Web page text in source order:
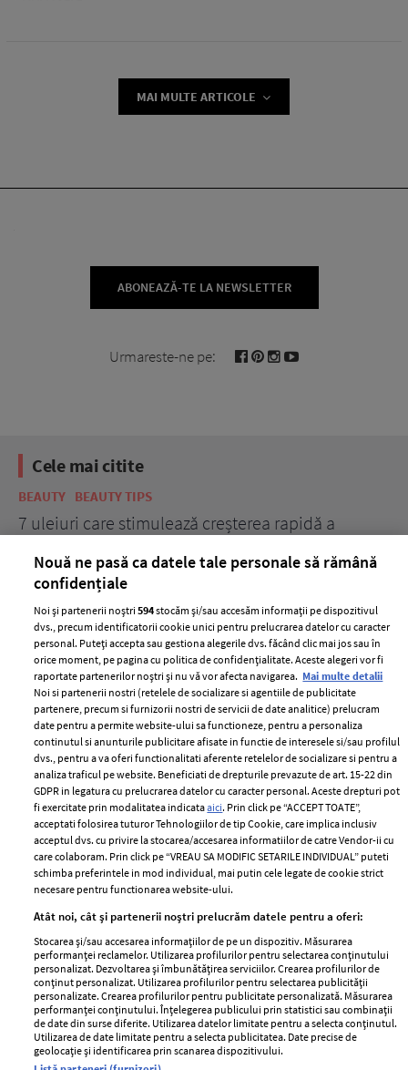
MAI MULTE ARTICOLE
ABONEAZĂ-TE LA NEWSLETTER
Urmareste-ne pe:
Cele mai citite
BEAUTY BEAUTY TIPS
7 uleiuri care stimulează creșterea rapidă a
ELLE Style Awards
2024
Despre ELLE
Romania
Contact
Abonamente
Termeni si conditii
Politica de
confidențialitate
Politica de cookies
Publicitate
GSP
Unica
Baby
Retete
femei
Viva
Avantaje
Retete practice
Pariază responsabil! Decizia ONJN nr. 821/25.09.2025.
Nouă ne pasă ca datele tale personale să rămână
confidențiale
Noi și partenerii noștri594stocăm și/sau accesăm informații pe dispozitivul
dvs., precum identificatorii cookie unici pentru prelucrarea datelor cu caracter
personal. Puteți accepta sau gestiona alegerile dvs. făcând clic mai jos sau în
orice moment, pe pagina cu politica de confidențialitate. Aceste alegeri vor fi
raportate partenerilor noștri și nu vă vor afecta navigarea. Mai multe detalii
Noi si partenerii nostri (retelele de socializare si agentiile de publicitate
partenere, precum si furnizorii nostri de servicii de date analitice) prelucram
date pentru a permite website-ului sa functioneze, pentru a personaliza
continutul si anunturile publicitare afisate in functie de interesele si/sau profilul
dvs., pentru a va oferi functionalitati aferente retelelor de socializare si pentru a
analiza traficul pe website. Beneficiati de drepturile prevazute de art. 15-22 din
GDPR in legatura cu prelucrarea datelor cu caracter personal. Aceste drepturi pot
fi exercitate prin modalitatea indicataaici. Prin click pe “ACCEPT TOATE”,
acceptati folosirea tuturor Tehnologiilor de tip Cookie, care implica inclusiv
acceptul dvs. cu privire la stocarea/accesarea informatiilor de catre Vendor-ii cu
care colaboram. Prin click pe “VREAU SA MODIFIC SETARILE INDIVIDUAL” puteti
schimba preferintele in mod individual, mai putin cele legate de cookie strict
necesare pentru functionarea website-ului.
Atât noi, cât și partenerii noștri prelucrăm datele pentru a oferi:
Stocarea și/sau accesarea informațiilor de pe un dispozitiv. Măsurarea
performanței reclamelor. Utilizarea profilurilor pentru selectarea conținutului
personalizat. Dezvoltarea și îmbunătățirea serviciilor. Crearea profilurilor de
conținut personalizat. Utilizarea profilurilor pentru selectarea publicității
personalizate. Crearea profilurilor pentru publicitate personalizată. Măsurarea
performanței conținutului. Înțelegerea publicului prin statistici sau combinații
de date din surse diferite. Utilizarea datelor limitate pentru a selecta conținutul.
Utilizarea de date limitate pentru a selecta publicitatea. Date precise de
geolocație și identificarea prin scanarea dispozitivului.